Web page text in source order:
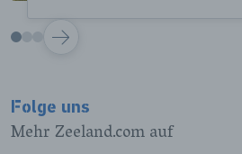
VOLGENDE
Folge uns
Mehr Zeeland.com auf